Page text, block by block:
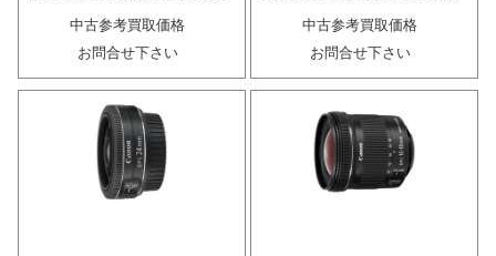
中古参考買取価格
お問合せ下さい
中古参考買取価格
お問合せ下さい